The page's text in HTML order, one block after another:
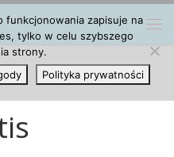
funkcjonowania zapisuje na
tylko w celu szybszego
strony.
Polityka prywatności